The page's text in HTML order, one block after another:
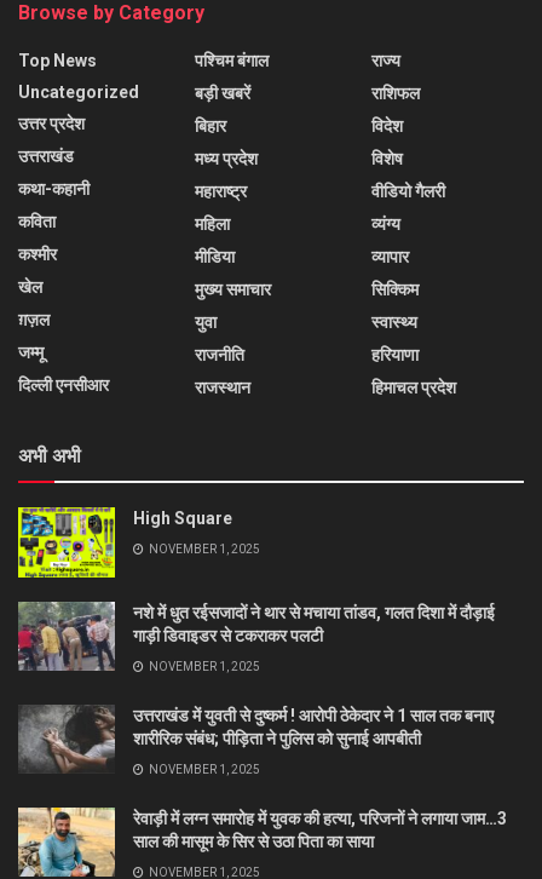
Browse by Category
Top News
Uncategorized
उत्तर प्रदेश
उत्तराखंड
कथा-कहानी
कविता
कश्मीर
खेल
ग़ज़ल
जम्मू
दिल्ली एनसीआर
पश्चिम बंगाल
बड़ी खबरें
बिहार
मध्य प्रदेश
महाराष्ट्र
महिला
मीडिया
मुख्य समाचार
युवा
राजनीति
राजस्थान
राज्य
राशिफल
विदेश
विशेष
वीडियो गैलरी
व्यंग्य
व्यापार
सिक्किम
स्वास्थ्य
हरियाणा
हिमाचल प्रदेश
अभी अभी
High Square
NOVEMBER 1, 2025
नशे में धुत रईसजादों ने थार से मचाया तांडव, गलत दिशा में दौड़ाई
गाड़ी डिवाइडर से टकराकर पलटी
NOVEMBER 1, 2025
उत्तराखंड में युवती से दुष्कर्म ! आरोपी ठेकेदार ने 1 साल तक बनाए
शारीरिक संबंध; पीड़िता ने पुलिस को सुनाई आपबीती
NOVEMBER 1, 2025
रेवाड़ी में लग्न समारोह में युवक की हत्या, परिजनों ने लगाया जाम…3
साल की मासूम के सिर से उठा पिता का साया
NOVEMBER 1, 2025